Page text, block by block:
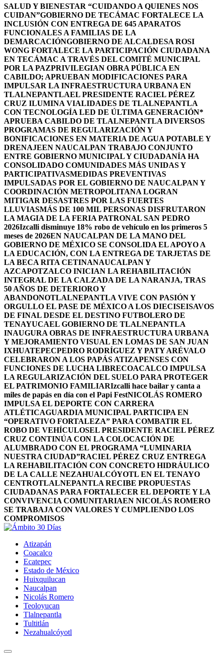
SALUD Y BIENESTAR “CUIDANDO A QUIENES NOS
CUIDAN”GOBIERNO DE TECÁMAC FORTALECE LA
INCLUSIÓN CON ENTREGA DE 645 APARATOS
FUNCIONALES A FAMILIAS DE LA
DEMARCACIÓNGOBIERNO DE ALCALDESA ROSI
WONG FORTALECE LA PARTICIPACIÓN CIUDADANA
EN TECÁMAC A TRAVÉS DEL COMITÉ MUNICIPAL
POR LA PAZPRIVILEGIAN OBRA PÚBLICA EN
CABILDO; APRUEBAN MODIFICACIONES PARA
IMPULSAR LA INFRAESTRUCTURA URBANA EN
TLALNEPANTLAEL PRESIDENTE RACIEL PÉREZ
CRUZ ILUMINA VIALIDADES DE TLALNEPANTLA
CON TECNOLOGÍA LED DE ÚLTIMA GENERACIÓN*
APRUEBA CABILDO DE TLALNEPANTLA DIVERSOS
PROGRAMAS DE REGULARIZACIÓN Y
BONIFICACIONES EN MATERIA DE AGUA POTABLE Y
DRENAJEEN NAUCALPAN TRABAJO CONJUNTO
ENTRE GOBIERNO MUNICIPAL Y CIUDADANÍA HA
CONSOLIDADO COMUNIDADES MÁS UNIDAS Y
PARTICIPATIVASMEDIDAS PREVENTIVAS
IMPULSADAS POR EL GOBIERNO DE NAUCALPAN Y
COORDINACIÓN METROPOLITANA LOGRAN
MITIGAR DESASTRES POR LAS FUERTES
LLUVIASMÁS DE 100 MIL PERSONAS DISFRUTARON
LA MAGIA DE LA FERIA PATRONAL SAN PEDRO
2026Izcalli disminuye 18% robo de vehículo en los primeros 5
meses de 2026EN NAUCALPAN DE LA MANO DEL
GOBIERNO DE MÉXICO SE CONSOLIDA EL APOYO A
LA EDUCACIÓN, CON LA ENTREGA DE TARJETAS DE
LA BECA RITA CETINANAUCALPAN Y
AZCAPOTZALCO INICIAN LA REHABILITACIÓN
INTEGRAL DE LA CALZADA DE LA NARANJA, TRAS
50 AÑOS DE DETERIORO Y
ABANDONOTLALNEPANTLA VIVE CON PASIÓN Y
ORGULLO EL PASE DE MÉXICO A LOS DIECISEISAVOS
DE FINAL DESDE EL DESTINO FUTBOLERO DE
TENAYUCAEL GOBIERNO DE TLALNEPANTLA
INAUGURA OBRAS DE INFRAESTRUCTURA URBANA
Y MEJORAMIENTO VISUAL EN LOMAS DE SAN JUAN
IXHUATEPECPEDRO RODRÍGUEZ Y PATY ARÉVALO
CELEBRARON A LOS PAPÁS ATIZAPENSES CON
FUNCIONES DE LUCHA LIBRECOACALCO IMPULSA
LA REGULARIZACIÓN DEL SUELO PARA PROTEGER
EL PATRIMONIO FAMILIARIzcalli hace bailar y canta a
miles de papás en día con el Papi FestNICOLÁS ROMERO
IMPULSA EL DEPORTE CON CARRERA
ATLÉTICAGUARDIA MUNICIPAL PARTICIPA EN
“OPERATIVO FORTALEZA” PARA COMBATIR EL
ROBO DE VEHÍCULOSEL PRESIDENTE RACIEL PÉREZ
CRUZ CONTINÚA CON LA COLOCACIÓN DE
ALUMBRADO CON EL PROGRAMA “LUMINARIA
NUESTRA CIUDAD”RACIEL PÉREZ CRUZ ENTREGA
LA REHABILITACIÓN CON CONCRETO HIDRÁULICO
DE LA CALLE NEZAHUALCÓYOTL EN EL TENAYO
CENTROTLALNEPANTLA RECIBE PROPUESTAS
CIUDADANAS PARA FORTALECER EL DEPORTE Y LA
CONVIVENCIA COMUNITARIAEN NICOLÁS ROMERO
SE TRABAJA CON VALORES Y CUMPLIENDO LOS
COMPROMISOS
Atizapán
Coacalco
Ecatepec
Estado de México
Huixquilucan
Naucalpan
Nicolás Romero
Teoloyucan
Tlalnepantla
Tultitlán
Nezahualcóyotl